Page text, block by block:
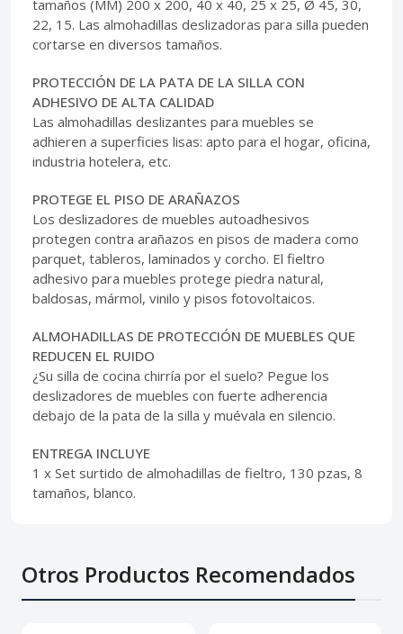
tamaños (MM) 200 x 200, 40 x 40, 25 x 25, Ø 45, 30,
22, 15. Las almohadillas deslizadoras para silla pueden
cortarse en diversos tamaños.
PROTECCIÓN DE LA PATA DE LA SILLA CON
ADHESIVO DE ALTA CALIDAD
Las almohadillas deslizantes para muebles se
adhieren a superficies lisas: apto para el hogar, oficina,
industria hotelera, etc.
PROTEGE EL PISO DE ARAÑAZOS
Los deslizadores de muebles autoadhesivos
protegen contra arañazos en pisos de madera como
parquet, tableros, laminados y corcho. El fieltro
adhesivo para muebles protege piedra natural,
baldosas, mármol, vinilo y pisos fotovoltaicos.
ALMOHADILLAS DE PROTECCIÓN DE MUEBLES QUE
REDUCEN EL RUIDO
¿Su silla de cocina chirría por el suelo? Pegue los
deslizadores de muebles con fuerte adherencia
debajo de la pata de la silla y muévala en silencio.
ENTREGA INCLUYE
1 x Set surtido de almohadillas de fieltro, 130 pzas, 8
tamaños, blanco.
Otros Productos Recomendados